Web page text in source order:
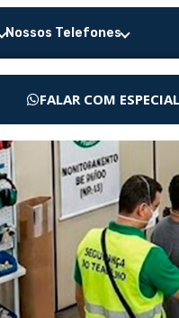
Nossos Telefones
FALAR COM